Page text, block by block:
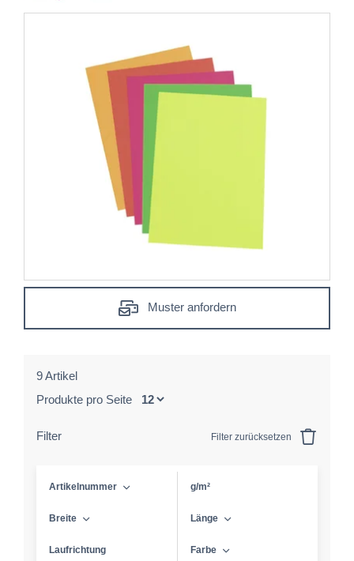
Muster anfordern
9 Artikel
Produkte pro Seite
Filter Filter zurücksetzen
Artikelnummer g/m²
Breite Länge
Laufrichtung Farbe